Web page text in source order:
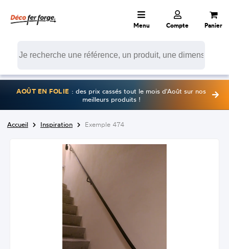
Menu Compte Panier
AOÛT EN FOLIE : des prix cassés tout le mois d'Août sur nos
meilleurs produits !
Accueil Inspiration Exemple 474